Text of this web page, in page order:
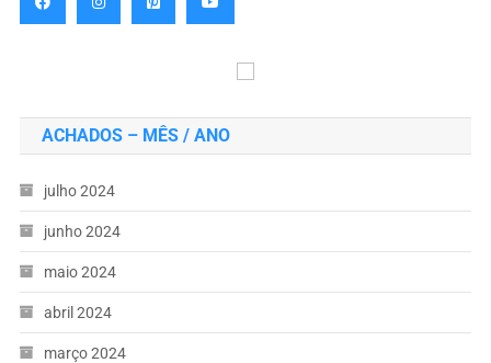
ACHADOS – MÊS / ANO
julho 2024
junho 2024
maio 2024
abril 2024
março 2024